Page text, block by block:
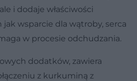
i dodaje właściwości
wsparcie dla wątroby, serca
w procesie odchudzania.
dodatków, zawiera
z kurkuminą z